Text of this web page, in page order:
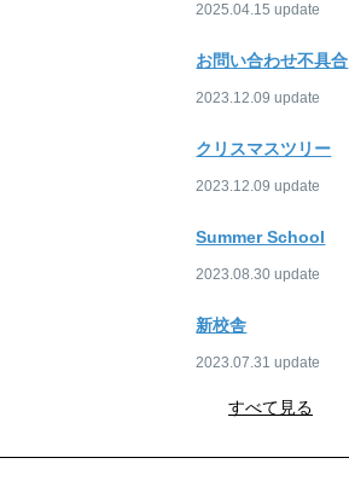
2025.04.15
お問い合わせ不具合
2023.12.09
クリスマスツリー
2023.12.09
Summer School
2023.08.30
新校舎
2023.07.31
すべて見る